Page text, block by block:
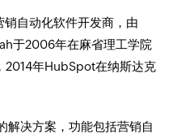
自动化软件开发商，由
于2006年在麻省理工学院
2014年HubSpot在纳斯达克
解决方案，功能包括营销自